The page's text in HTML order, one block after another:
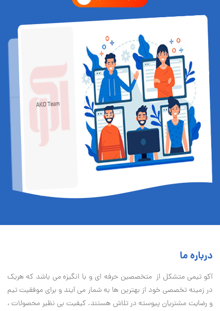
درباره ما
آكو تيمی متشکل از متخصصین حرفه ای و با انگیزه می باشد که هریک
در زمینه تخصصی خود از بهترین ها به شمار می آیند و برای موفقیت تيم
و رضایت مشتریان پیوسته در تلاش هستند. کیفیت بی نظير محصولات ،